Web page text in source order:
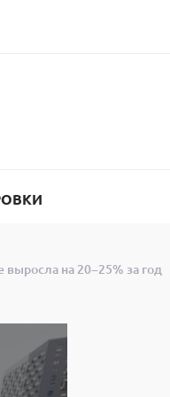
на 20−25% за год